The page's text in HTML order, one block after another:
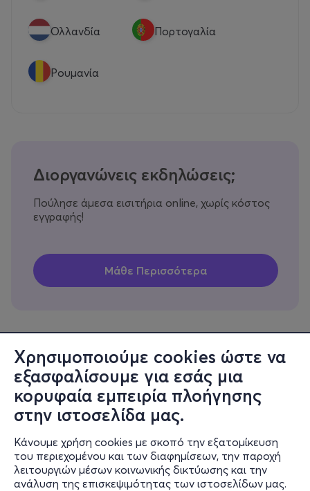
Χρησιμοποιούμε cookies ώστε να
εξασφαλίσουμε για εσάς μια
κορυφαία εμπειρία πλοήγησης
στην ιστοσελίδα μας.
Κάνουμε χρήση cookies με σκοπό την εξατομίκευση
του περιεχομένου και των διαφημίσεων, την παροχή
λειτουργιών μέσων κοινωνικής δικτύωσης και την
ανάλυση της επισκεψιμότητας των ιστοσελίδων μας.
Ολλανδία Πορτογαλία
Ρουμανία
Διοργανώνεις εκδηλώσεις;
Πούλησε άμεσα εισιτήρια online, χωρίς κόστος
εγγραφής!
Πληροφορίες
Υποστήριξη
Stay Connected